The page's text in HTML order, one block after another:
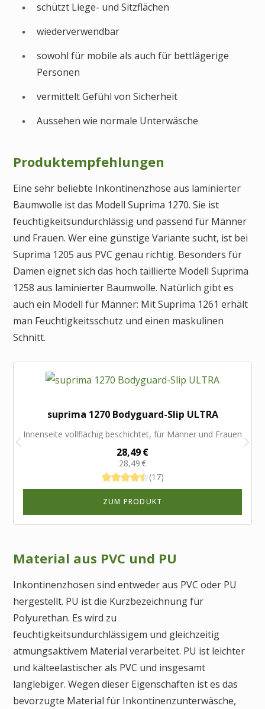
schützt Liege- und Sitzflächen
wiederverwendbar
sowohl für mobile als auch für bettlägerige
Personen
vermittelt Gefühl von Sicherheit
Aussehen wie normale Unterwäsche
Produktempfehlungen
Eine sehr beliebte Inkontinenzhose aus laminierter
Baumwolle ist das Modell Suprima 1270. Sie ist
feuchtigkeitsundurchlässig und passend für Männer
und Frauen. Wer eine günstige Variante sucht, ist bei
Suprima 1205 aus PVC genau richtig. Besonders für
Damen eignet sich das hoch taillierte Modell Suprima
1258 aus laminierter Baumwolle. Natürlich gibt es
auch ein Modell für Männer: Mit Suprima 1261 erhält
man Feuchtigkeitsschutz und einen maskulinen
Schnitt.
suprima 1270 Bodyguard-Slip ULTRA
Innenseite vollflächig beschichtet, für Männer und Frauen
28,49 €
28,49 €
(17)
ZUM PRODUKT
Material aus PVC und PU
Inkontinenzhosen sind entweder aus PVC oder PU
hergestellt. PU ist die Kurzbezeichnung für
Polyurethan. Es wird zu
feuchtigkeitsundurchlässigem und gleichzeitig
atmungsaktivem Material verarbeitet. PU ist leichter
und kälteelastischer als PVC und insgesamt
langlebiger. Wegen dieser Eigenschaften ist es das
bevorzugte Material für Inkontinenzunterwäsche,